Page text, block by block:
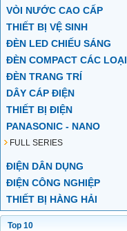
VÒI NƯỚC CAO CẤP
THIẾT BỊ VỆ SINH
ĐÈN LED CHIẾU SÁNG
ĐÈN COMPACT CÁC LOẠI
ĐÈN TRANG TRÍ
DÂY CÁP ĐIỆN
THIẾT BỊ ĐIỆN
PANASONIC - NANO
FULL SERIES
ĐIỆN DÂN DỤNG
ĐIỆN CÔNG NGHIỆP
THIẾT BỊ HÀNG HẢI
Top 10